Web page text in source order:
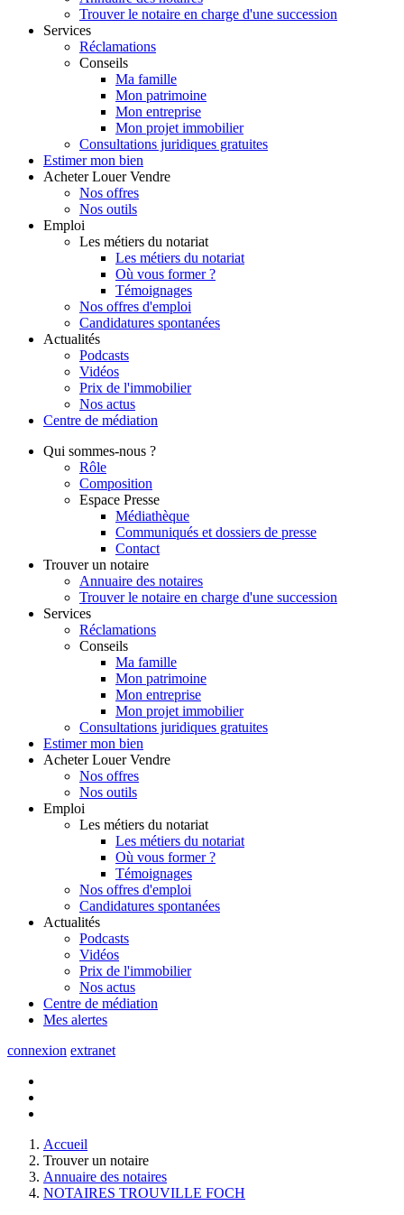
Trouver le notaire en charge d'une succession
Services
Réclamations
Conseils
Ma famille
Mon patrimoine
Mon entreprise
Mon projet immobilier
Consultations juridiques gratuites
Estimer mon bien
Acheter Louer Vendre
Nos offres
Nos outils
Emploi
Les métiers du notariat
Les métiers du notariat
Où vous former ?
Témoignages
Nos offres d'emploi
Candidatures spontanées
Actualités
Podcasts
Vidéos
Prix de l'immobilier
Nos actus
Centre de médiation
Qui sommes-nous ?
Rôle
Composition
Espace Presse
Médiathèque
Communiqués et dossiers de presse
Contact
Trouver un notaire
Annuaire des notaires
Trouver le notaire en charge d'une succession
Services
Réclamations
Conseils
Ma famille
Mon patrimoine
Mon entreprise
Mon projet immobilier
Consultations juridiques gratuites
Estimer mon bien
Acheter Louer Vendre
Nos offres
Nos outils
Emploi
Les métiers du notariat
Les métiers du notariat
Où vous former ?
Témoignages
Nos offres d'emploi
Candidatures spontanées
Actualités
Podcasts
Vidéos
Prix de l'immobilier
Nos actus
Centre de médiation
Mes alertes
connexion extranet
Accueil
Trouver un notaire
Annuaire des notaires
NOTAIRES TROUVILLE FOCH